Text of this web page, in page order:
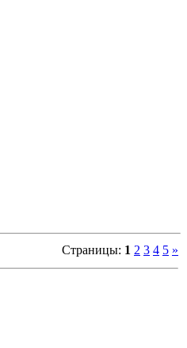
Страницы: 1 2 3 4 5 »